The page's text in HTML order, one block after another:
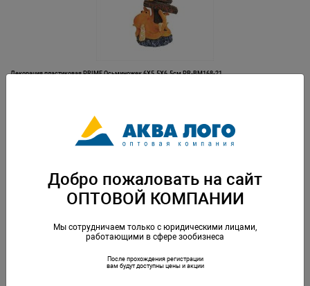
Декорация пластиковая PRIME Осьминожек 6X5.5X6.5см PR-BM168-21
Декорация пластиковая PRIME Пень с мхом 21х11х16.5см
Добро пожаловать на сайт
ОПТОВОЙ КОМПАНИИ
Мы сотрудничаем только с юридическими лицами,
работающими в сфере зообизнеса
После прохождения регистрации
вам будут доступны цены и акции